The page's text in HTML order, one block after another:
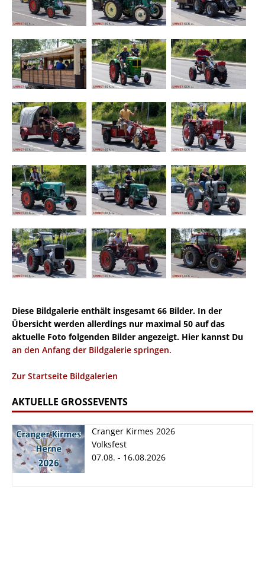
Diese Bildgalerie enthält insgesamt 66 Bilder. In der
Übersicht werden allerdings nur maximal 50 auf das
aktuelle Foto folgenden Bilder angezeigt. Hier kannst Du
an den Anfang der Bildgalerie springen.
Zur Startseite Bildgalerien
AKTUELLE GROSSEVENTS
Cranger Kirmes 2026
Volksfest
07.08. - 16.08.2026